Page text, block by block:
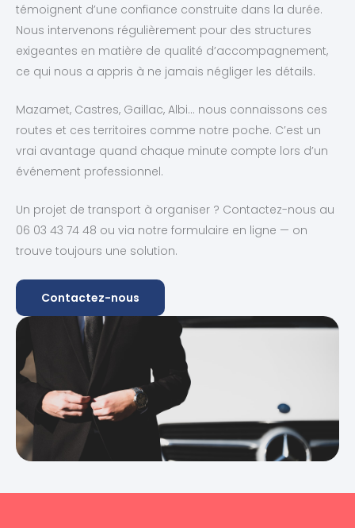
témoignent d’une confiance construite dans la durée.
Nous intervenons régulièrement pour des structures
exigeantes en matière de qualité d’accompagnement,
ce qui nous a appris à ne jamais négliger les détails.
Mazamet, Castres, Gaillac, Albi… nous connaissons ces
routes et ces territoires comme notre poche. C’est un
vrai avantage quand chaque minute compte lors d’un
événement professionnel.
Un projet de transport à organiser ? Contactez-nous au
06 03 43 74 48 ou via notre formulaire en ligne — on
trouve toujours une solution.
Contactez-nous